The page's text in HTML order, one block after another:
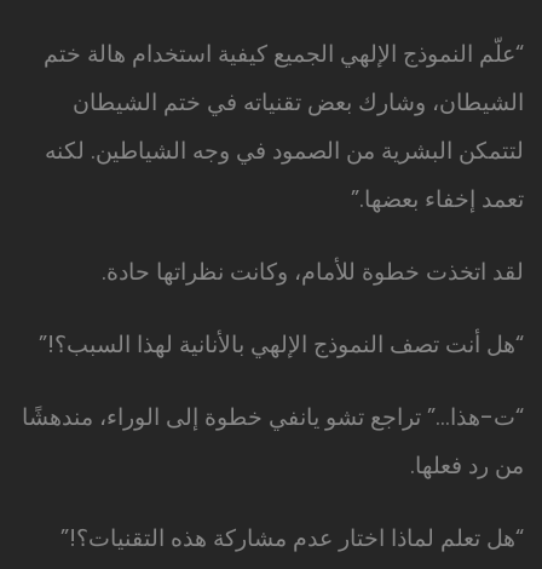
“علّم النموذج الإلهي الجميع كيفية استخدام هالة ختم
الشيطان، وشارك بعض تقنياته في ختم الشيطان
لتتمكن البشرية من الصمود في وجه الشياطين. لكنه
تعمد إخفاء بعضها.”
لقد اتخذت خطوة للأمام، وكانت نظراتها حادة.
“هل أنت تصف النموذج الإلهي بالأنانية لهذا السبب؟!”
“ت-هذا…” تراجع تشو يانفي خطوة إلى الوراء، مندهشًا
من رد فعلها.
“هل تعلم لماذا اختار عدم مشاركة هذه التقنيات؟!”